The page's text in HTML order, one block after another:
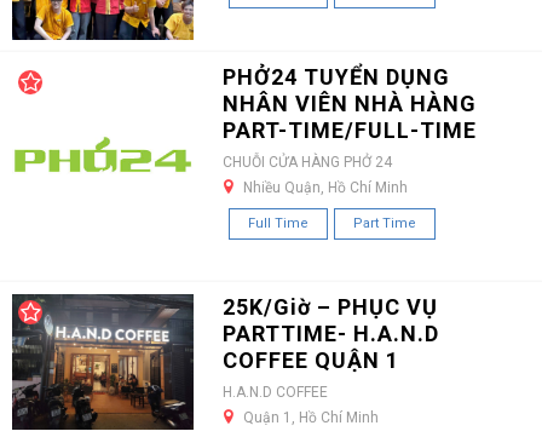
PHỞ24 TUYỂN DỤNG
NHÂN VIÊN NHÀ HÀNG
PART-TIME/FULL-TIME
CHUỖI CỬA HÀNG PHỞ 24
Nhiều Quận, Hồ Chí Minh
Full Time Part Time
25K/Giờ – PHỤC VỤ
PARTTIME- H.A.N.D
COFFEE QUẬN 1
H.A.N.D COFFEE
Quận 1, Hồ Chí Minh